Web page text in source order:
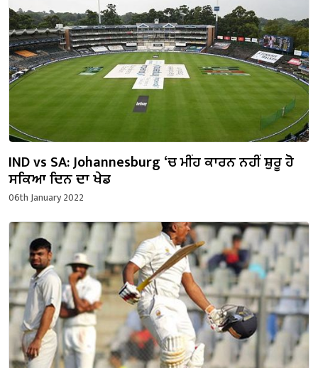
IND vs SA: Johannesburg ‘ਚ ਮੀਂਹ ਕਾਰਨ ਨਹੀਂ ਸ਼ੁਰੂ ਹੋ
ਸਕਿਆ ਦਿਨ ਦਾ ਖੇਡ
06th January 2022